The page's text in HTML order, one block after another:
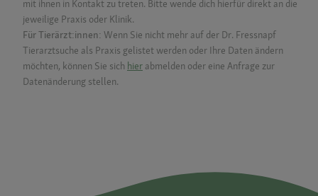
mit ihnen in Kontakt zu treten. Bitte wende dich hierfür direkt an die
jeweilige Praxis oder Klinik.
Für Tierärzt:innen: Wenn Sie nicht mehr auf der Dr. Fressnapf
Tierarztsuche als Praxis gelistet werden oder Ihre Daten ändern
möchten, können Sie sich hier abmelden oder eine Anfrage zur
Datenänderung stellen.